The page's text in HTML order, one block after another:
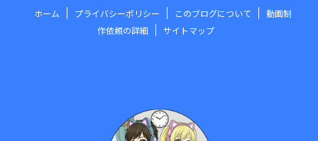
ホーム プライバシーポリシー このブログについて
動画制
作依頼の詳細
サイトマップ